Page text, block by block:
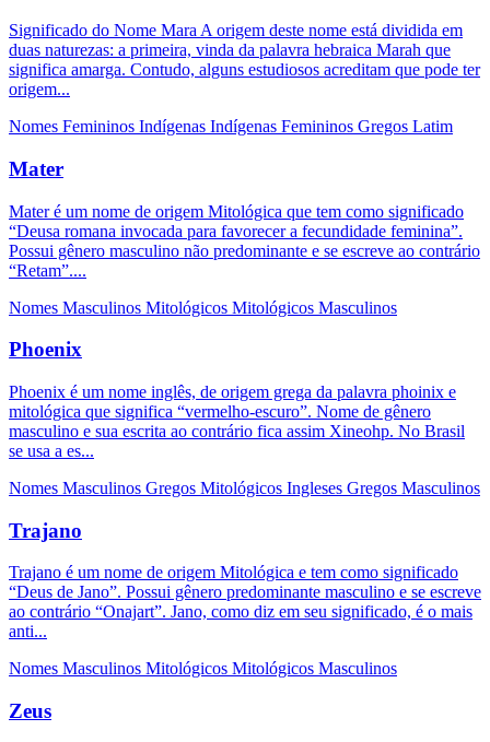
Significado do Nome Mara A origem deste nome está dividida em
duas naturezas: a primeira, vinda da palavra hebraica Marah que
significa amarga. Contudo, alguns estudiosos acreditam que pode ter
origem...
Nomes Femininos Indígenas Indígenas Femininos Gregos Latim
Mater
Mater é um nome de origem Mitológica que tem como significado
“Deusa romana invocada para favorecer a fecundidade feminina”.
Possui gênero masculino não predominante e se escreve ao contrário
“Retam”....
Nomes Masculinos Mitológicos Mitológicos Masculinos
Phoenix
Phoenix é um nome inglês, de origem grega da palavra phoinix e
mitológica que significa “vermelho-escuro”. Nome de gênero
masculino e sua escrita ao contrário fica assim Xineohp. No Brasil
se usa a es...
Nomes Masculinos Gregos Mitológicos Ingleses Gregos Masculinos
Trajano
Trajano é um nome de origem Mitológica e tem como significado
“Deus de Jano”. Possui gênero predominante masculino e se escreve
ao contrário “Onajart”. Jano, como diz em seu significado, é o mais
anti...
Nomes Masculinos Mitológicos Mitológicos Masculinos
Zeus